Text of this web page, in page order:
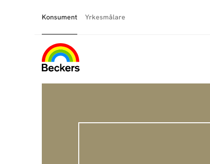
Konsument Yrkesmålare